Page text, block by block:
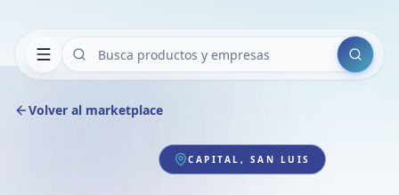
Buscar
Volver al marketplace
CAPITAL, SAN LUIS